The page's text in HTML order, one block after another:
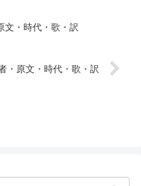
文・時代・歌・訳
・原文・時代・歌・訳